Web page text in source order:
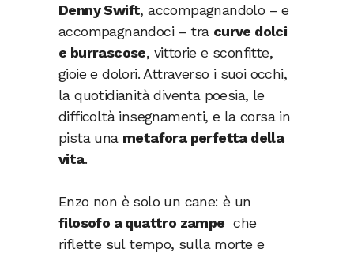
Denny Swift, accompagnandolo – e
accompagnandoci – tra curve dolci
e burrascose, vittorie e sconfitte,
gioie e dolori. Attraverso i suoi occhi,
la quotidianità diventa poesia, le
difficoltà insegnamenti, e la corsa in
pista una metafora perfetta della
vita.
Enzo non è solo un cane: è un
filosofo a quattro zampe che
riflette sul tempo, sulla morte e